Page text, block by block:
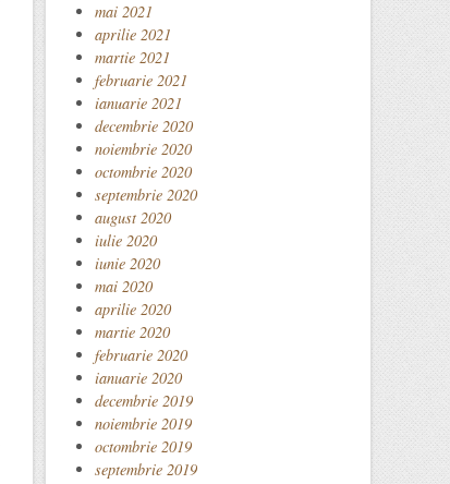
mai 2021
aprilie 2021
martie 2021
februarie 2021
ianuarie 2021
decembrie 2020
noiembrie 2020
octombrie 2020
septembrie 2020
august 2020
iulie 2020
iunie 2020
mai 2020
aprilie 2020
martie 2020
februarie 2020
ianuarie 2020
decembrie 2019
noiembrie 2019
octombrie 2019
septembrie 2019